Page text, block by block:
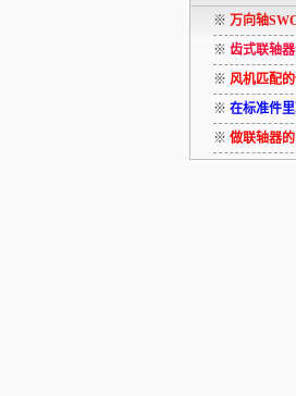
※ 万向轴
※ 齿式联轴
※ 风机匹配
※ 在标准件
※ 做联轴器